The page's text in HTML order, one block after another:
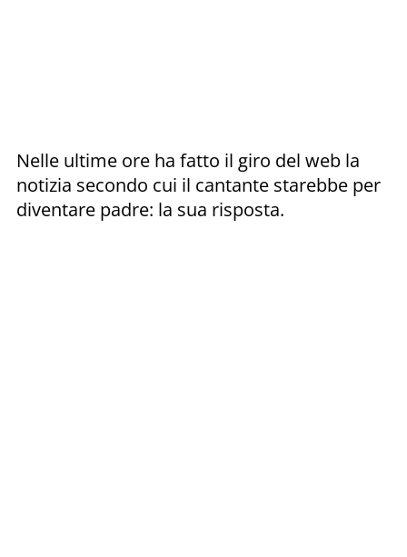
Nelle ultime ore ha fatto il giro del web la
notizia secondo cui il cantante starebbe per
diventare padre: la sua risposta.